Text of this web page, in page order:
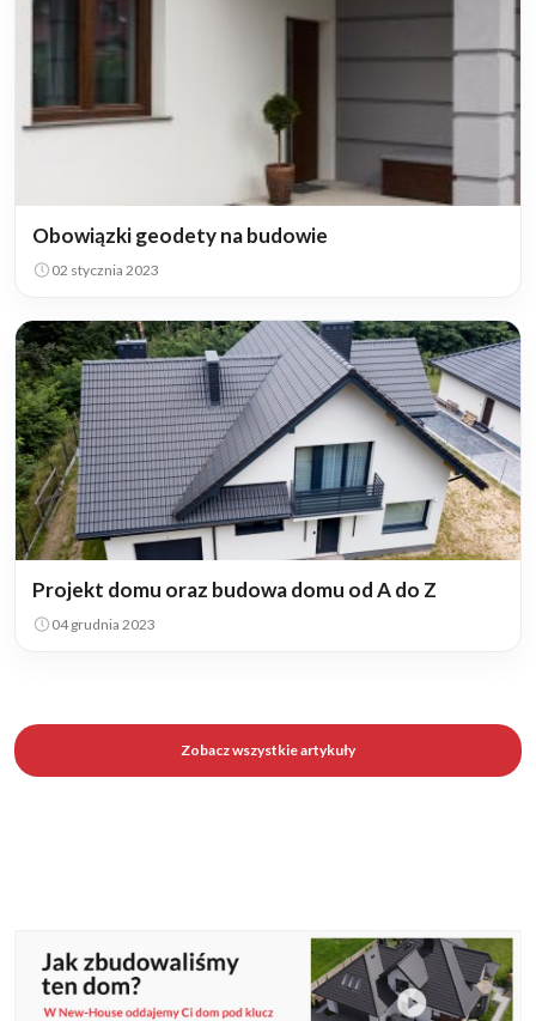
Obowiązki geodety na budowie
02 stycznia 2023
Projekt domu oraz budowa domu od A do Z
04 grudnia 2023
Zobacz wszystkie artykuły